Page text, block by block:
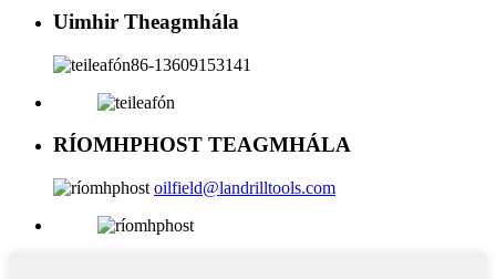
Uimhir Theagmhála
86-13609153141
RÍOMHPHOST TEAGMHÁLA
oilfield@landrilltools.com